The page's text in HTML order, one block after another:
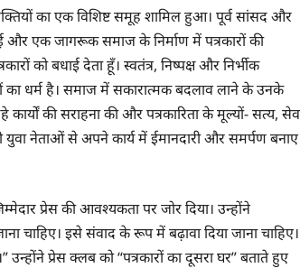
का एक विशिष्ट समूह शामिल हुआ। पूर्व सांसद और
और एक जागरूक समाज के निर्माण में पत्रकारों की
को बधाई देता हूँ। स्वतंत्र, निष्पक्ष और निर्भीक
का धर्म है। समाज में सकारात्मक बदलाव लाने के उनके
कार्यों की सराहना की और पत्रकारिता के मूल्यों- सत्य,
नेताओं से अपने कार्य में ईमानदारी और समर्पण बनाए
प्रेस की आवश्यकता पर जोर दिया। उन्होंने
चाहिए। इसे संवाद के रूप में बढ़ावा दिया जाना चाहिए।
प्रेस क्लब को “पत्रकारों का दूसरा घर” बताते हुए